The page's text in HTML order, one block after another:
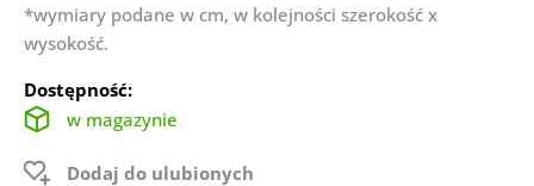
*wymiary podane w cm, w kolejności szerokość x
wysokość.
Dostępność:
w magazynie
Dodaj do ulubionych